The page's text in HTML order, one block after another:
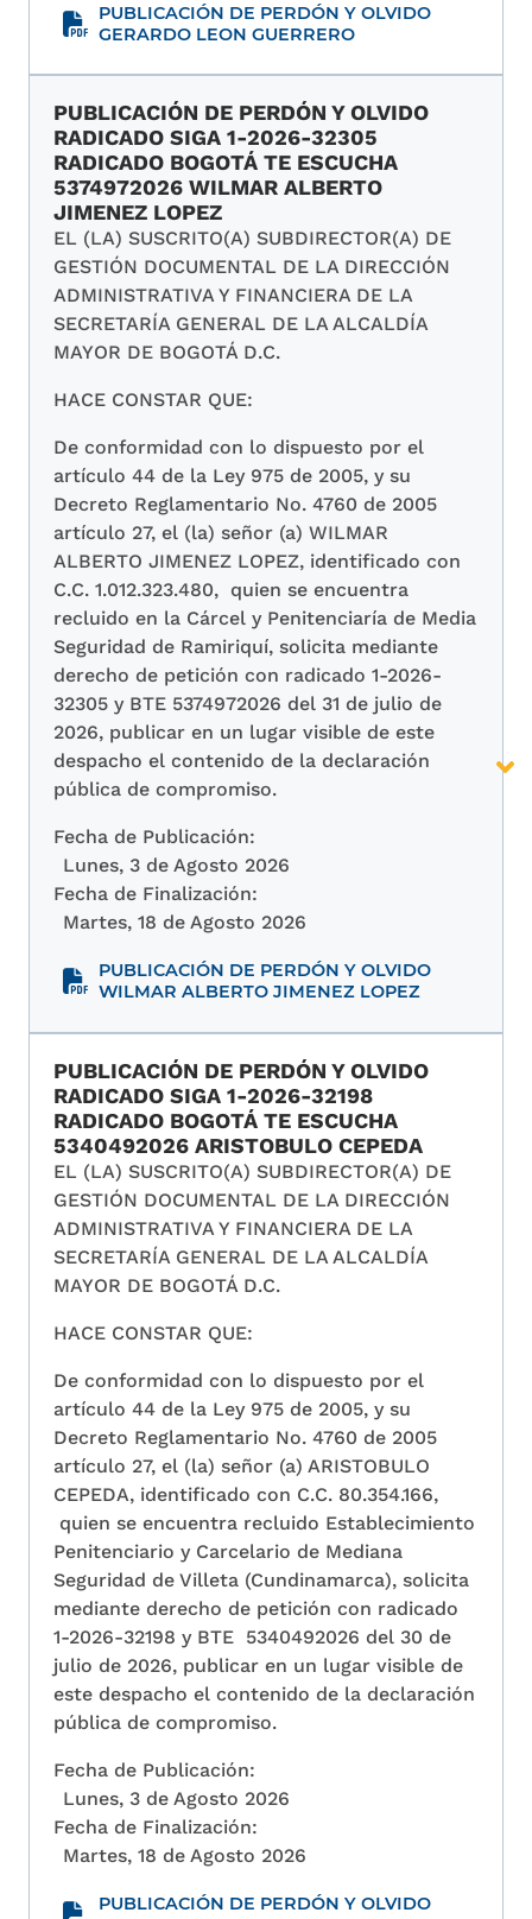
PUBLICACIÓN DE PERDÓN Y OLVIDO
GERARDO LEON GUERRERO
PUBLICACIÓN DE PERDÓN Y OLVIDO
RADICADO SIGA 1-2026-32305
RADICADO BOGOTÁ TE ESCUCHA
5374972026 WILMAR ALBERTO
JIMENEZ LOPEZ
EL (LA) SUSCRITO(A) SUBDIRECTOR(A) DE
GESTIÓN DOCUMENTAL DE LA DIRECCIÓN
ADMINISTRATIVA Y FINANCIERA DE LA
SECRETARÍA GENERAL DE LA ALCALDÍA
MAYOR DE BOGOTÁ D.C.
HACE CONSTAR QUE:
De conformidad con lo dispuesto por el
artículo 44 de la Ley 975 de 2005, y su
Decreto Reglamentario No. 4760 de 2005
artículo 27, el (la) señor (a) WILMAR
ALBERTO JIMENEZ LOPEZ, identificado con
C.C. 1.012.323.480, quien se encuentra
recluido en la Cárcel y Penitenciaría de Media
Seguridad de Ramiriquí, solicita mediante
derecho de petición con radicado 1-2026-
32305 y BTE 5374972026 del 31 de julio de
2026, publicar en un lugar visible de este
despacho el contenido de la declaración
pública de compromiso.
Fecha de Publicación:
Lunes, 3 de Agosto 2026
Fecha de Finalización:
Martes, 18 de Agosto 2026
PUBLICACIÓN DE PERDÓN Y OLVIDO
WILMAR ALBERTO JIMENEZ LOPEZ
PUBLICACIÓN DE PERDÓN Y OLVIDO
RADICADO SIGA 1-2026-32198
RADICADO BOGOTÁ TE ESCUCHA
5340492026 ARISTOBULO CEPEDA
EL (LA) SUSCRITO(A) SUBDIRECTOR(A) DE
GESTIÓN DOCUMENTAL DE LA DIRECCIÓN
ADMINISTRATIVA Y FINANCIERA DE LA
SECRETARÍA GENERAL DE LA ALCALDÍA
MAYOR DE BOGOTÁ D.C.
HACE CONSTAR QUE:
De conformidad con lo dispuesto por el
artículo 44 de la Ley 975 de 2005, y su
Decreto Reglamentario No. 4760 de 2005
artículo 27, el (la) señor (a) ARISTOBULO
CEPEDA, identificado con C.C. 80.354.166,
quien se encuentra recluido Establecimiento
Penitenciario y Carcelario de Mediana
Seguridad de Villeta (Cundinamarca), solicita
mediante derecho de petición con radicado
1-2026-32198 y BTE 5340492026 del 30 de
julio de 2026, publicar en un lugar visible de
este despacho el contenido de la declaración
pública de compromiso.
Fecha de Publicación:
Lunes, 3 de Agosto 2026
Fecha de Finalización:
Martes, 18 de Agosto 2026
PUBLICACIÓN DE PERDÓN Y OLVIDO